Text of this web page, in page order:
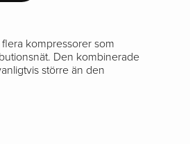
kompressorer som
Den kombinerade
större än den